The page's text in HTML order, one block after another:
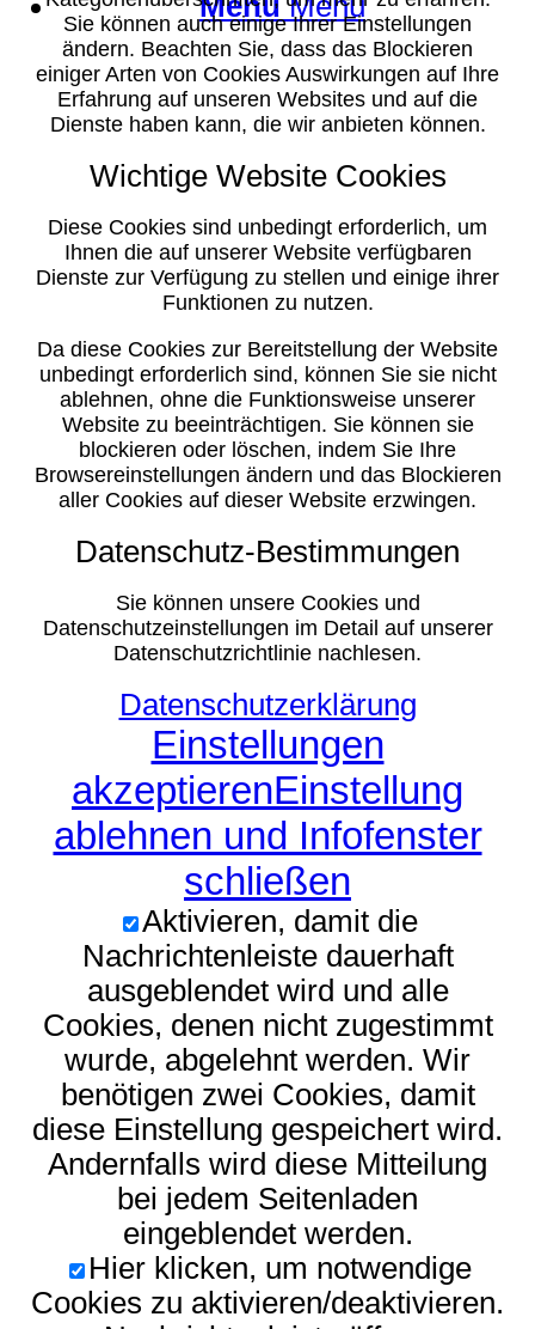
Sie können auch einige Ihrer Einstellungen
ändern. Beachten Sie, dass das Blockieren
einiger Arten von Cookies Auswirkungen auf Ihre
Erfahrung auf unseren Websites und auf die
Dienste haben kann, die wir anbieten können.
Wichtige Website Cookies
Diese Cookies sind unbedingt erforderlich, um
Ihnen die auf unserer Website verfügbaren
Dienste zur Verfügung zu stellen und einige ihrer
Funktionen zu nutzen.
Da diese Cookies zur Bereitstellung der Website
unbedingt erforderlich sind, können Sie sie nicht
ablehnen, ohne die Funktionsweise unserer
Website zu beeinträchtigen. Sie können sie
blockieren oder löschen, indem Sie Ihre
Browsereinstellungen ändern und das Blockieren
aller Cookies auf dieser Website erzwingen.
Datenschutz-Bestimmungen
Sie können unsere Cookies und
Datenschutzeinstellungen im Detail auf unserer
Datenschutzrichtlinie nachlesen.
Datenschutzerklärung
Einstellungen
akzeptierenEinstellung
ablehnen und Infofenster
schließen
Aktivieren, damit die
Nachrichtenleiste dauerhaft
ausgeblendet wird und alle
Cookies, denen nicht zugestimmt
wurde, abgelehnt werden. Wir
benötigen zwei Cookies, damit
diese Einstellung gespeichert wird.
Andernfalls wird diese Mitteilung
bei jedem Seitenladen
eingeblendet werden.
Hier klicken, um notwendige
Cookies zu aktivieren/deaktivieren.